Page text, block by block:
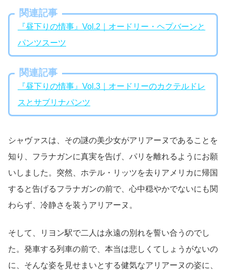
関連記事
『昼下りの情事』Vol.2｜オードリー・ヘプバーンと
パンツスーツ
関連記事
『昼下りの情事』Vol.3｜オードリーのカクテルドレ
スとサブリナパンツ
シャヴァスは、その謎の美少女がアリアーヌであることを
知り、フラナガンに真実を告げ、パリを離れるようにお願
いしました。突然、ホテル・リッツを去りアメリカに帰国
すると告げるフラナガンの前で、心中穏やかでないにも関
わらず、冷静さを装うアリアーヌ。
そして、リヨン駅で二人は永遠の別れを誓い合うのでし
た。発車する列車の前で、本当は悲しくてしょうがないの
に、そんな姿を見せまいとする健気なアリアーヌの姿に、